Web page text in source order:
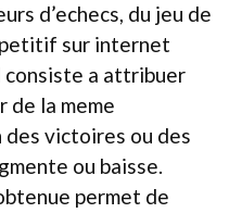
d’echecs, du jeu de
sur internet
consiste a attribuer
de la meme
victoires ou des
ou baisse.
permet de